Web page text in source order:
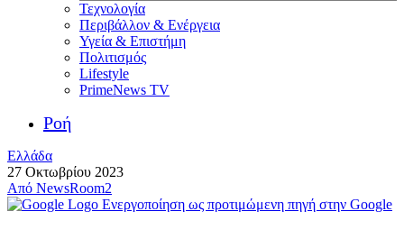
Τεχνολογία
Περιβάλλον & Ενέργεια
Υγεία & Επιστήμη
Πολιτισμός
Lifestyle
PrimeNews TV
Ροή
Ελλάδα
27 Οκτωβρίου 2023
Από NewsRoom2
Ενεργοποίηση ως προτιμώμενη πηγή στην Google